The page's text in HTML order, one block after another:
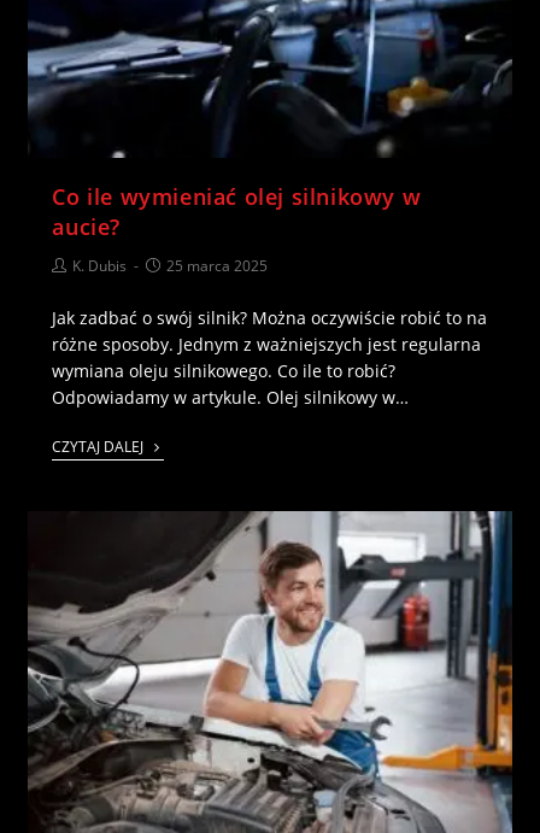
Co ile wymieniać olej silnikowy w
aucie?
K. Dubis 25 marca 2025
Jak zadbać o swój silnik? Można oczywiście robić to na
różne sposoby. Jednym z ważniejszych jest regularna
wymiana oleju silnikowego. Co ile to robić?
Odpowiadamy w artykule. Olej silnikowy w…
CZYTAJ DALEJ